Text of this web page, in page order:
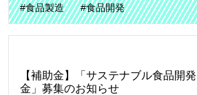
#食品製造
#食品開発
【補助金】「サステナブル食品開
金」募集のお知らせ